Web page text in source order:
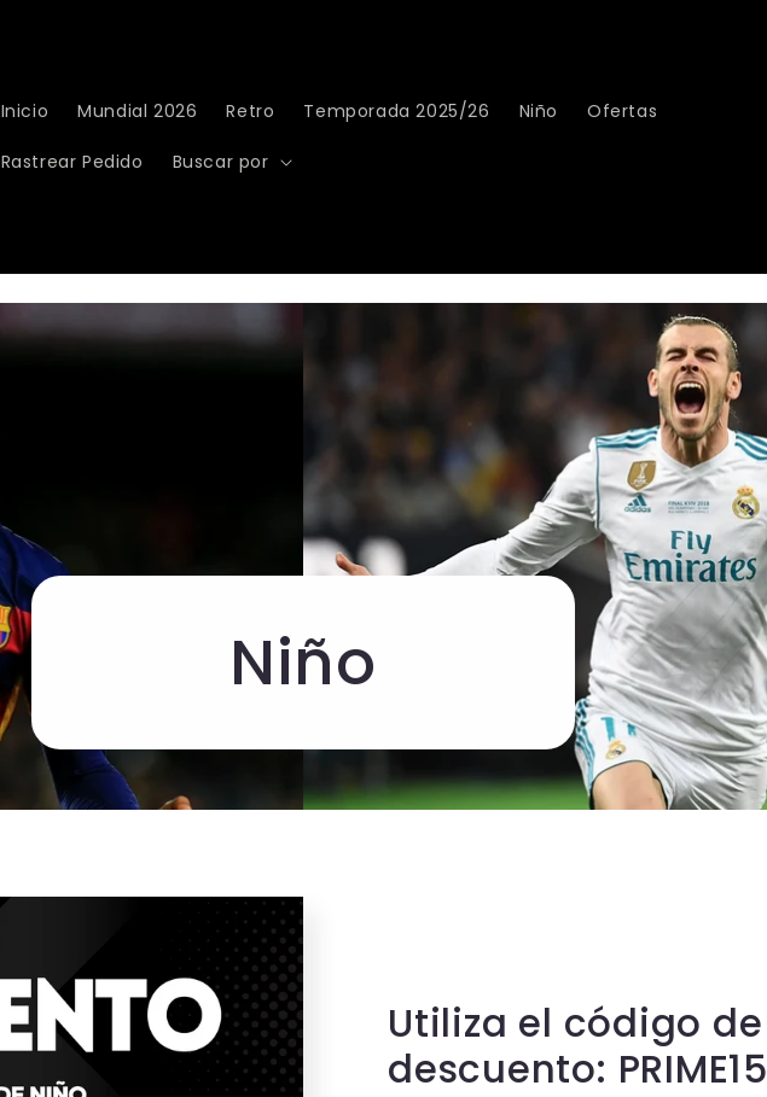
Inicio Mundial 2026 Retro Temporada 2025/26 Niño Ofertas
Rastrear Pedido Buscar por
Niño
Utiliza el código de
descuento: PRIME15